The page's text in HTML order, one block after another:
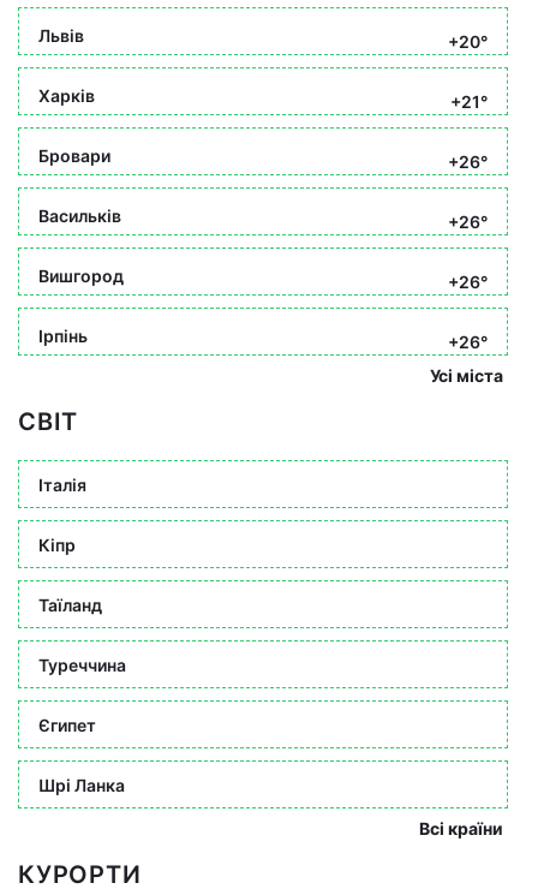
Львів +20°
Харків +21°
Бровари +26°
Васильків +26°
Вишгород +26°
Ірпінь
+26°
Усі міста
СВІТ
Італія
Кіпр
Таїланд
Туреччина
Єгипет
Шрі Ланка
Всі країни
КУРОРТИ